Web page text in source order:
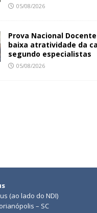
05/08/2026
Prova Nacional
baixa atratividade da
segundo especialistas
05/08/2026
(ao lado do NDI)
– SC